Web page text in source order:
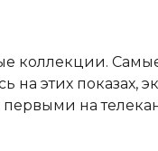
коллекции.
этих показах,
на